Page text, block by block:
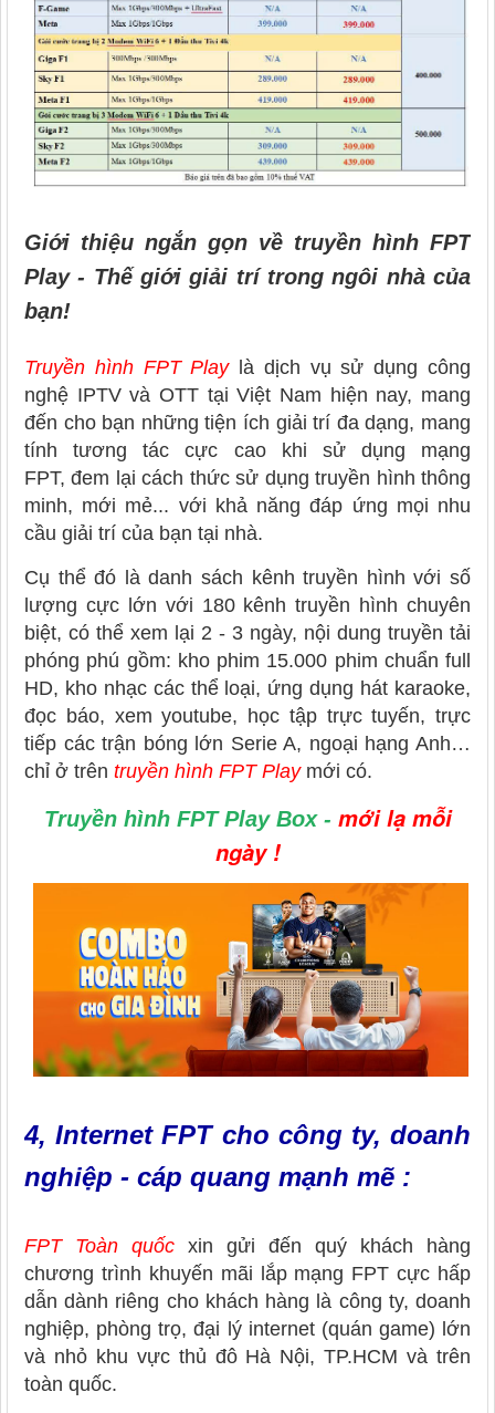
Giới thiệu ngắn gọn về truyền hình FPT
Play - Thế giới giải trí trong ngôi nhà của
bạn!
Truyền hình FPT Playlà dịch vụ sử dụng công
nghệ IPTV và OTT tại Việt Nam hiện nay, mang
đến cho bạn những tiện ích giải trí đa dạng, mang
tính tương tác cực cao khi sử dụng mạng
FPT, đem lại cách thức sử dụng truyền hình thông
minh, mới mẻ... với khả năng đáp ứng mọi nhu
cầu giải trí của bạn tại nhà.
Cụ thể đó là danh sách kênh truyền hình với số
lượng cực lớn với 180 kênh truyền hình chuyên
biệt, có thể xem lại 2 - 3 ngày, nội dung truyền tải
phóng phú gồm: kho phim 15.000 phim chuẩn full
HD, kho nhạc các thể loại, ứng dụng hát karaoke,
đọc báo, xem youtube, học tập trực tuyến, trực
tiếp các trận bóng lớn Serie A, ngoại hạng Anh…
chỉ ở trên truyền hình FPT Play mới có.
Truyền hình FPT Play Box - mới lạ mỗi
ngày !
4, InternetFPT cho công ty, doanh
nghiệp - cáp quang mạnh mẽ :
FPT Toàn quốc xin gửi đến quý khách hàng
chương trình khuyến mãi lắp mạng FPT cực hấp
dẫn dành riêng cho khách hàng là công ty, doanh
nghiệp, phòng trọ, đại lý internet (quán game) lớn
và nhỏ khu vực thủ đô Hà Nội, TP.HCM và trên
toàn quốc.